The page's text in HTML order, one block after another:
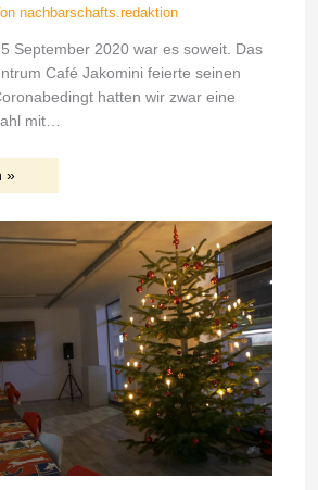
nachbarschafts.redaktion
September 2020 war es soweit. Das
Café Jakomini feierte seinen
hatten wir zwar eine
mit…
»